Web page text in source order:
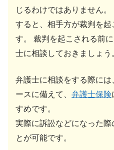
じるわけではありません
すると、相手方が裁判を起
す。 裁判を起こされる前
士に相談しておきましょう
弁護士に相談をする際に
ースに備えて、 弁護士保険
すめです。
実際に訴訟などになった
とが可能です。